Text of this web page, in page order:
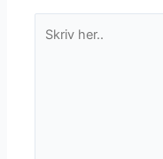
her..